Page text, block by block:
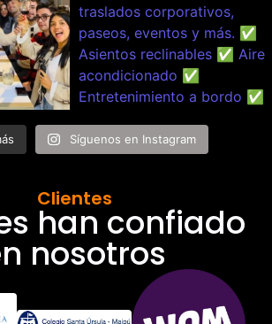
Síguenos en Instagram
Clientes
han confiado
nosotros